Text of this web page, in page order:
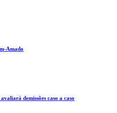
Amado
demissões caso a caso